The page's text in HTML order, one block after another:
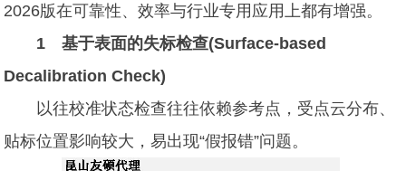
2026版在可靠性、效率与行业专用应用上都有增强。
1 基于表面的失标检查(Surface-based
Decalibration Check)
以往校准状态检查往往依赖参考点，受点云分布、
贴标位置影响较大，易出现“假报错”问题。